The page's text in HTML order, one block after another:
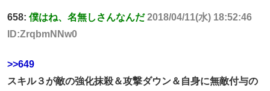
658: 僕はね、名無しさんなんだ 2018/04/11(水) 18:52:46
ID:ZrqbmNNw0
>>649
スキル３が敵の強化抹殺＆攻撃ダウン＆自身に無敵付与の